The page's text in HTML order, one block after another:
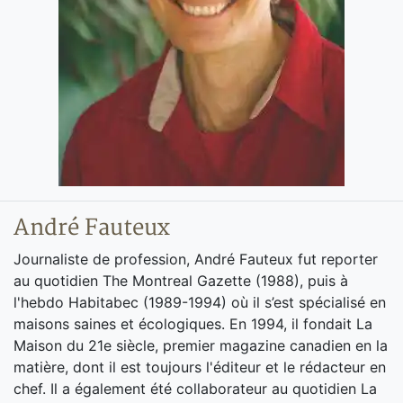
André Fauteux
Journaliste de profession, André Fauteux fut reporter
au quotidien The Montreal Gazette (1988), puis à
l'hebdo Habitabec (1989-1994) où il s’est spécialisé en
maisons saines et écologiques. En 1994, il fondait La
Maison du 21e siècle, premier magazine canadien en la
matière, dont il est toujours l'éditeur et le rédacteur en
chef. Il a également été collaborateur au quotidien La